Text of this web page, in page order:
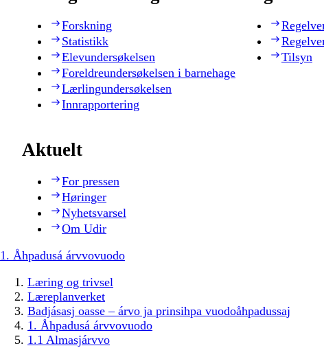
Forskning
Statistikk
Elevundersøkelsen
Foreldreundersøkelsen i barnehage
Lærlingundersøkelsen
Innrapportering
Tilsyn
Aktuelt
For pressen
Høringer
Nyhetsvarsel
Om Udir
1. Åhpadusá árvvovuodo
Læring og trivsel
Læreplanverket
Badjásasj oasse – árvo ja prinsihpa vuodoåhpadussaj
1. Åhpadusá árvvovuodo
1.1 Almasjárvvo